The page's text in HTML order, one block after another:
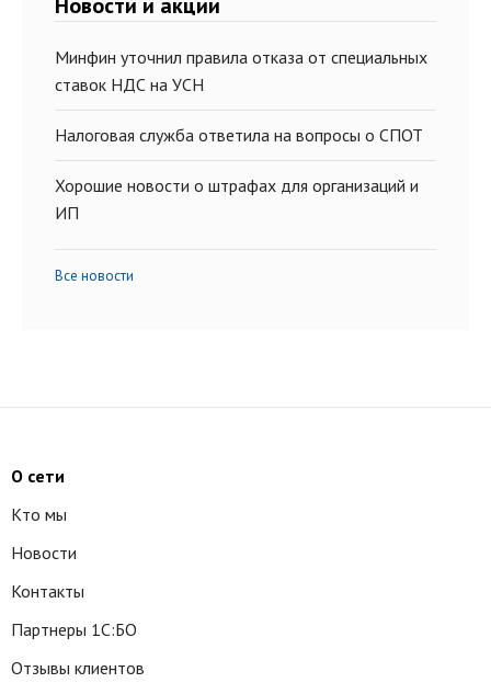
Минфин уточнил правила отказа от специальных
ставок НДС на УСН
Налоговая служба ответила на вопросы о СПОТ
Хорошие новости о штрафах для организаций и
ИП
Все новости
О сети
Кто мы
Новости
Контакты
Партнеры 1С:БО
Отзывы клиентов